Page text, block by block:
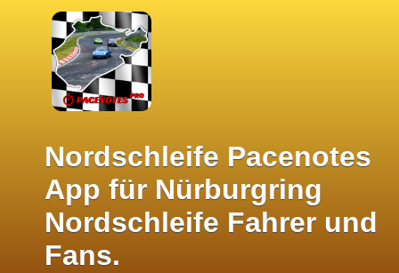
Nordschleife Pacenotes
App für Nürburgring
Nordschleife Fahrer und
Fans.